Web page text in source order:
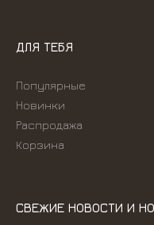
ДЛЯ ТЕБЯ
Популярные
Новинки
Распродажа
Корзина
СВЕЖИЕ НОВОСТИ И